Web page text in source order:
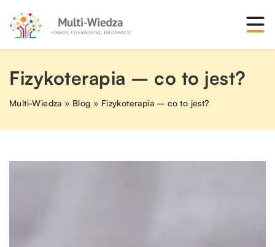
Fizykoterapia – co to jest?
Multi-Wiedza » Blog » Fizykoterapia – co to jest?